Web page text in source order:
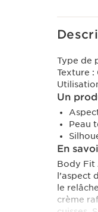
Type de
Texture :
Un
Peau
En
Body Fit
le
crème